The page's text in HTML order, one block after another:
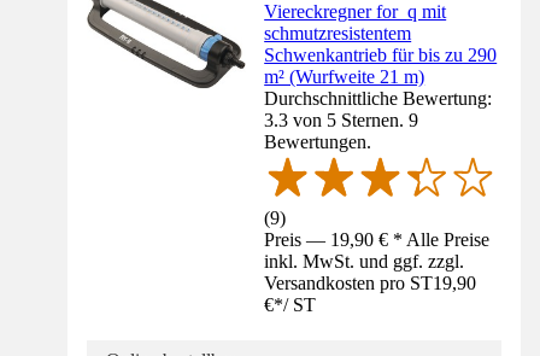
Viereckregner for_q mit
schmutzresistentem
Schwenkantrieb für bis zu 290
m² (Wurfweite 21 m)
Durchschnittliche Bewertung:
3.3 von 5 Sternen. 9
Bewertungen.
(9)
Preis — 19,90 € * Alle Preise
inkl. MwSt. und ggf. zzgl.
Versandkosten pro ST19,90
€*/ ST